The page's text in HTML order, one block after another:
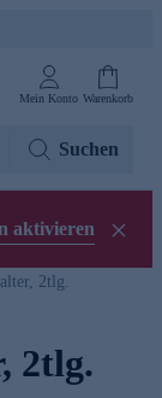
Mein Konto Warenkorb
Suchen
aktivieren
2tlg.
2tlg.